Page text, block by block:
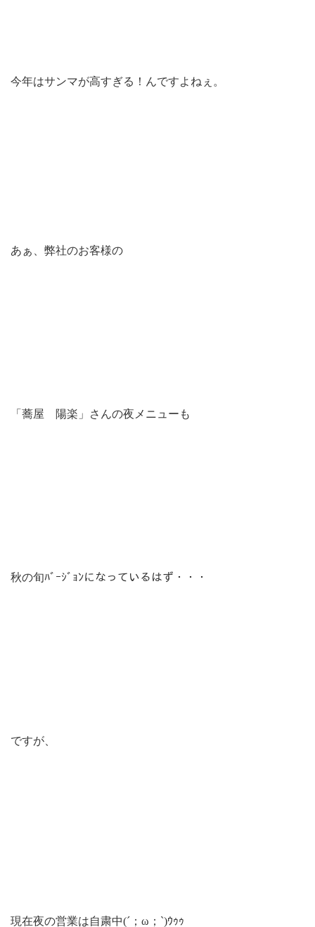
今年はサンマが高すぎる！んですよねぇ。
あぁ、弊社のお客様の
「蕎屋 陽楽」さんの夜メニューも
秋の旬ﾊﾞｰｼﾞｮﾝになっているはず・・・
ですが、
現在夜の営業は自粛中(´；ω；`)ｳｩｩ